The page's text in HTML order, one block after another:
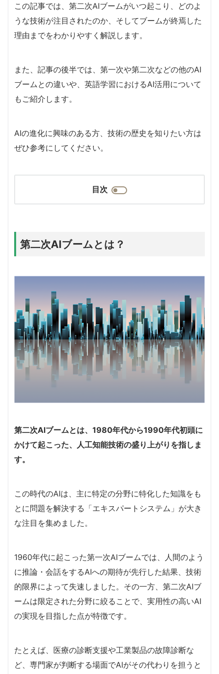
この記事では、第二次AIブームがいつ起こり、どのよ
うな技術が注目されたのか、そしてブームが終焉した
理由までをわかりやすく解説します。
また、記事の後半では、第一次や第二次などの他のAI
ブームとの違いや、英語学習におけるAI活用について
もご紹介します。
AIの進化に興味のある方、技術の歴史を知りたい方は
ぜひ参考にしてください。
目次
第二次AIブームとは？
第二次AIブームとは、1980年代から1990年代初頭に
かけて起こった、人工知能技術の盛り上がりを指しま
す。
この時代のAIは、主に特定の分野に特化した知識をも
とに問題を解決する「エキスパートシステム」が大き
な注目を集めました。
1960年代に起こった第一次AIブームでは、人間のよう
に推論・会話をするAIへの期待が先行した結果、技術
的限界によって失速しました。その一方、第二次AIブ
ームは限定された分野に絞ることで、実用性の高いAI
の実現を目指した点が特徴です。
たとえば、医療の診断支援や工業製品の故障診断な
ど、専門家が判断する場面でAIがその代わりを担うと